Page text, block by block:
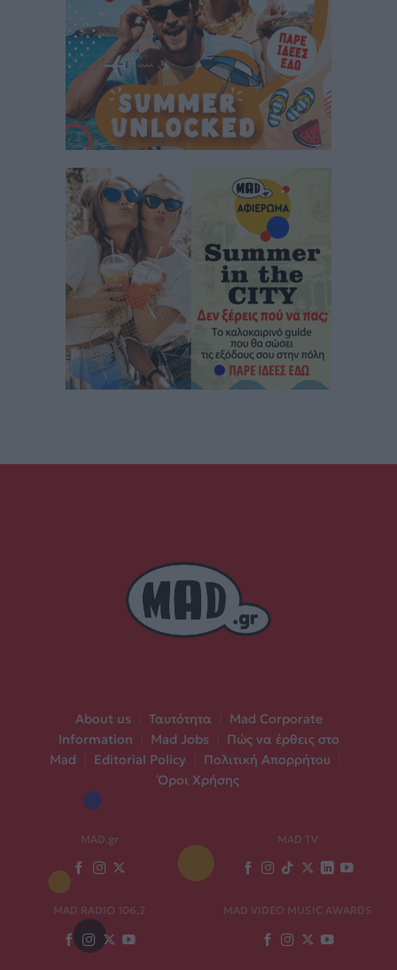
About us Ταυτότητα
Mad Corporate
Information
Mad Jobs
Πώς να έρθεις στο
Mad
Editorial Policy Πολιτική Απορρήτου
Όροι Χρήσης
MAD.gr MAD TV
MAD RADIO 106,2 MAD VIDEO MUSIC AWARDS